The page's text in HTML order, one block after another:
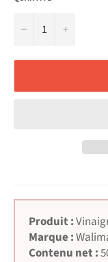
− +
Produit :
Marque :
Contenu net :